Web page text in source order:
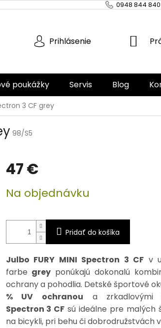
0948 844 840
Prihlásenie
poukážky Servis Blog
3 CF grey
98/S5
47 €
cena:
Na objednávku
Pridať do košíka
Julbo FURY MINI Spectron 3 CF v
farbe grey ponúkajú dokonalú
ochrany a pohodlia. Detské športové
% UV ochranou a zrkadlovými
Spectron 3 CF sú ideálne pre malých
na bicykli, pri behu či dobrodružstvách